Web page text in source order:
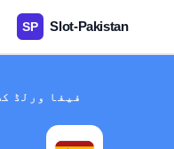
فیفا ورلڈ کپ 2026 · راؤنڈ